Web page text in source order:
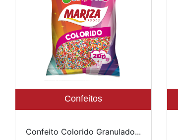
Confeitos
Confeito Colorido Granulado...